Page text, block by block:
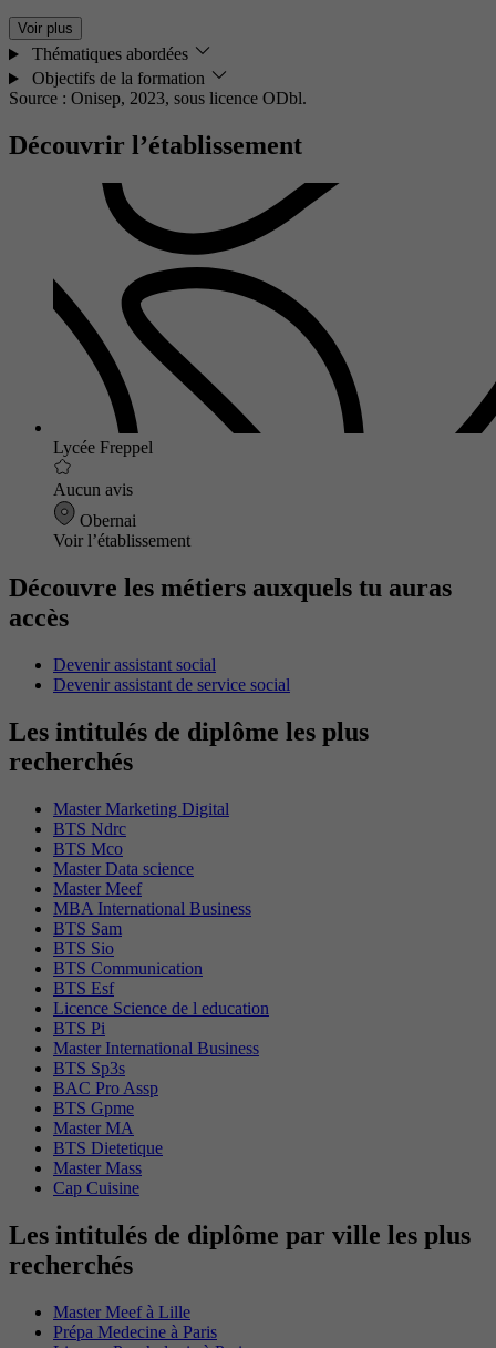
Voir plus
Thématiques abordées
Objectifs de la formation
Source : Onisep, 2023, sous licence ODbl.
Découvrir l’établissement
Lycée Freppel
Aucun avis
Obernai
Voir l’établissement
Découvre les métiers auxquels tu auras
accès
Devenir assistant social
Devenir assistant de service social
Les intitulés de diplôme les plus
recherchés
Master Marketing Digital
BTS Ndrc
BTS Mco
Master Data science
Master Meef
MBA International Business
BTS Sam
BTS Sio
BTS Communication
BTS Esf
Licence Science de l education
BTS Pi
Master International Business
BTS Sp3s
BAC Pro Assp
BTS Gpme
Master MA
BTS Dietetique
Master Mass
Cap Cuisine
Les intitulés de diplôme par ville les plus
recherchés
Master Meef à Lille
Prépa Medecine à Paris